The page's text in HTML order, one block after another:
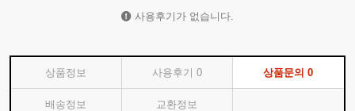
사용후기가 없습니다.
상품정보 사용후기 0 상품문의0
배송정보 교환정보